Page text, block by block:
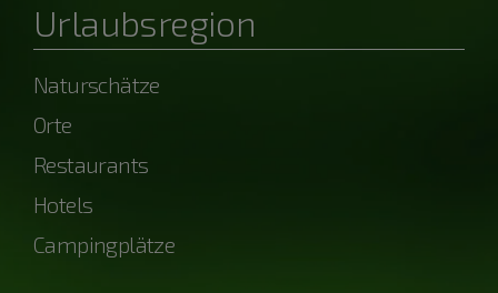
Urlaubsregion
Naturschätze
Orte
Restaurants
Hotels
Campingplätze